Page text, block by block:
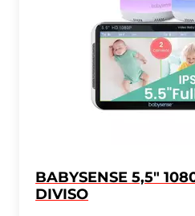
BABYSENSE 5,5"
DIVISO